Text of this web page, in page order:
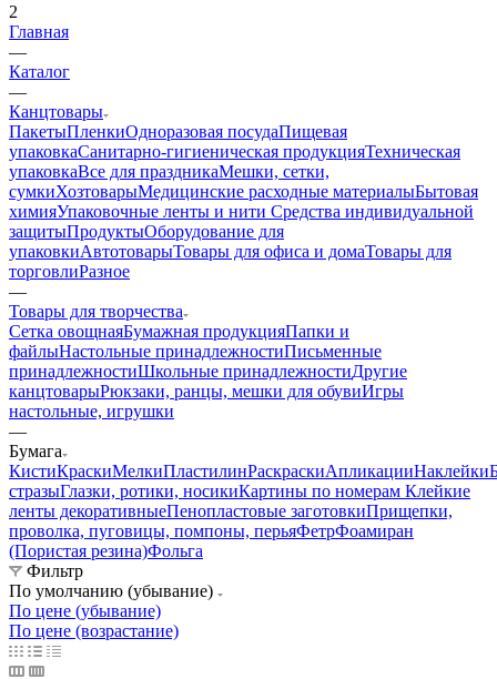
2
Главная
—
Каталог
—
Канцтовары
ПакетыПленкиОдноразовая посудаПищевая
упаковкаСанитарно-гигиеническая продукцияТехническая
упаковкаВсе для праздникаМешки, сетки,
сумкиХозтоварыМедицинские расходные материалыБытовая
химияУпаковочные ленты и нити Средства индивидуальной
защитыПродуктыОборудование для
упаковкиАвтотоварыТовары для офиса и домаТовары для
торговлиРазное
—
Товары для творчества
Сетка овощнаяБумажная продукцияПапки и
файлыНастольные принадлежностиПисьменные
принадлежностиШкольные принадлежностиДругие
канцтоварыРюкзаки, ранцы, мешки для обувиИгры
настольные, игрушки
—
Бумага
КистиКраскиМелкиПластилинРаскраскиАпликацииНаклейки
стразыГлазки, ротики, носикиКартины по номерам Клейкие
ленты декоративныеПенопластовые заготовкиПрищепки,
проволка, пуговицы, помпоны, перьяФетрФоамиран
(Пористая резина)Фольга
Фильтр
По умолчанию (убывание)
По цене (убывание)
По цене (возрастание)